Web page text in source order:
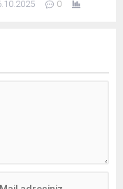
“Grip ve Grip
0